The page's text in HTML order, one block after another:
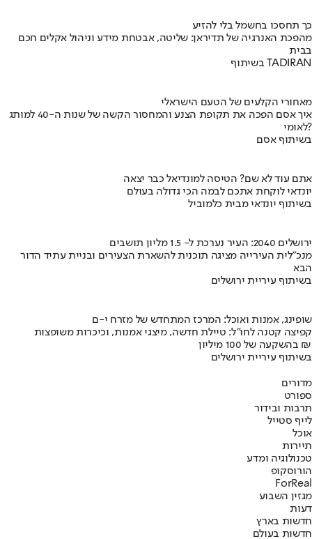
כך תחסכו בחשמל בלי להזיע
מהפכת האנרגיה של תדיראן: שליטה, אבטחת מידע וניהול אקלים חכם
בבית
בשיתוף TADIRAN
מאחורי הקלעים של הטעם הישראלי
איך אסם הפכה את תקופת הצנע והמחסור הקשה של שנות ה-40 למותג
לאומי?
בשיתוף אסם
אתם עוד לא שם? הטיסה למונדיאל כבר יצאה
יונדאי לוקחת אתכם לבמה הכי גדולה בעולם
בשיתוף יונדאי מבית כלמוביל
ירושלים 2040: העיר נערכת ל- 1.5 מליון תושבים
מנכ"לית העירייה מציגה תוכנית להשארת הצעירים ובניית עתיד הדור
הבא
בשיתוף עיריית ירושלים
שופינג, אמנות ואוכל: המרכז המתחדש של מזרח י-ם
קפיצה קטנה לחו"ל: טיילת חדשה, מיצגי אמנות, וכיכרות משופצות
בהשקעה של 100 מיליון ₪
בשיתוף עיריית ירושלים
מדורים
ספורט
תרבות ובידור
לייף סטייל
אוכל
תיירות
טכנולוגיה ומדע
הורוסקופ
ForReal
מגזין השבוע
דעות
חדשות בארץ
חדשות בעולם